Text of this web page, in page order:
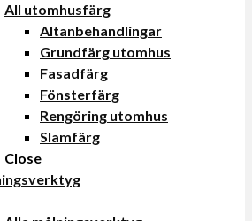
All utomhusfärg
Altanbehandlingar
Grundfärg utomhus
Fasadfärg
Fönsterfärg
Rengöring utomhus
Slamfärg
Close